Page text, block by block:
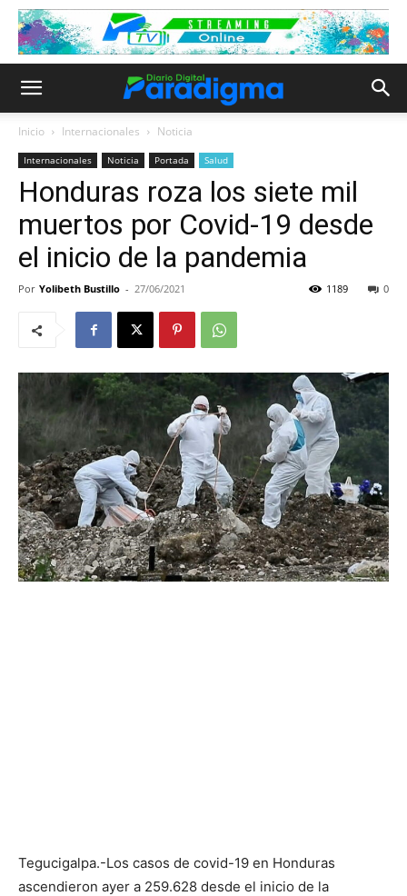
Inicio Internacionales Noticia
Internacionales Noticia Portada Salud
Honduras roza los siete mil
muertos por Covid-19 desde
el inicio de la pandemia
Por Yolibeth Bustillo - 27/06/2021 0
1189
Tegucigalpa.-Los casos de covid-19 en Honduras
ascendieron ayer a 259.628 desde el inicio de la